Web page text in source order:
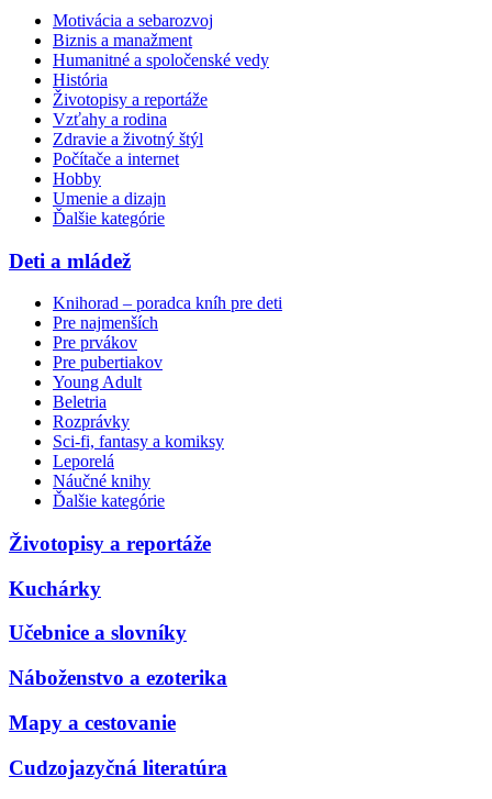
Motivácia a sebarozvoj
Biznis a manažment
Humanitné a spoločenské vedy
História
Životopisy a reportáže
Vzťahy a rodina
Zdravie a životný štýl
Počítače a internet
Hobby
Umenie a dizajn
Ďalšie kategórie
Deti a mládež
Knihorad – poradca kníh pre deti
Pre najmenších
Pre prvákov
Pre pubertiakov
Young Adult
Beletria
Rozprávky
Sci-fi, fantasy a komiksy
Leporelá
Náučné knihy
Ďalšie kategórie
Životopisy a reportáže
Kuchárky
Učebnice a slovníky
Náboženstvo a ezoterika
Mapy a cestovanie
Cudzojazyčná literatúra